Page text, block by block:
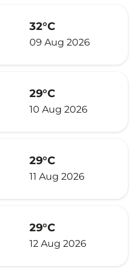
32°C
09 Aug 2026
29°C
10 Aug 2026
29°C
11 Aug 2026
29°C
12 Aug 2026